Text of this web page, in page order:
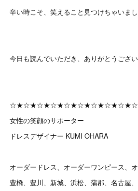
辛い時こそ、笑えること見つけちゃいまし
今日も読んでいただき、ありがとうござい
女性の笑顔のサポーター
ドレスデザイナー KUMI OHARA
オーダードレス、オーダーワンピース、
豊橋、豊川、新城、浜松、蒲郡、名古屋